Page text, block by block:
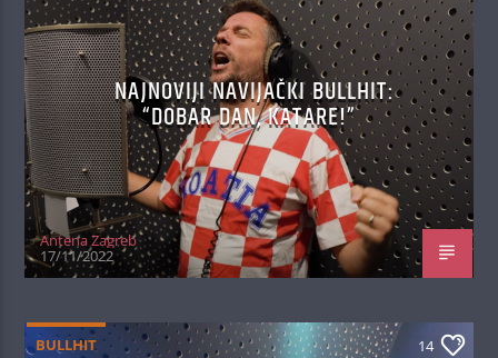
NAJNOVIJI NAVIJAČKI BULLHIT:
“DOBAR DAN, KATARE!”
Antena Zagreb
17/11/2022
BULLHIT 14